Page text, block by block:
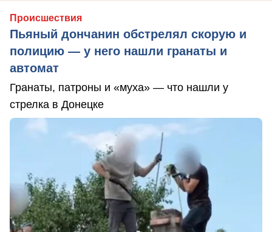
Происшествия
Пьяный дончанин обстрелял скорую и
полицию — у него нашли гранаты и
автомат
Гранаты, патроны и «муха» — что нашли у
стрелка в Донецке